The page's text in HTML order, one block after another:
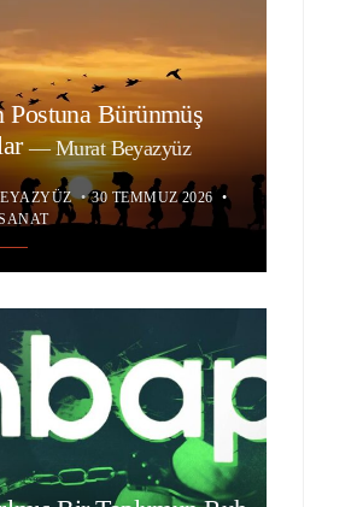
Postuna Bürünmüş
—Murat Beyazyüz
• 30 TEMMUZ 2026 •